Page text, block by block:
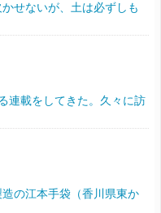
せないが、土は必ずしも
連載をしてきた。久々に訪
の江本手袋（香川県東か